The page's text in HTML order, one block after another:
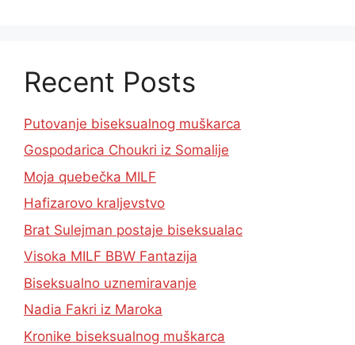
Recent Posts
Putovanje biseksualnog muškarca
Gospodarica Choukri iz Somalije
Moja quebečka MILF
Hafizarovo kraljevstvo
Brat Sulejman postaje biseksualac
Visoka MILF BBW Fantazija
Biseksualno uznemiravanje
Nadia Fakri iz Maroka
Kronike biseksualnog muškarca